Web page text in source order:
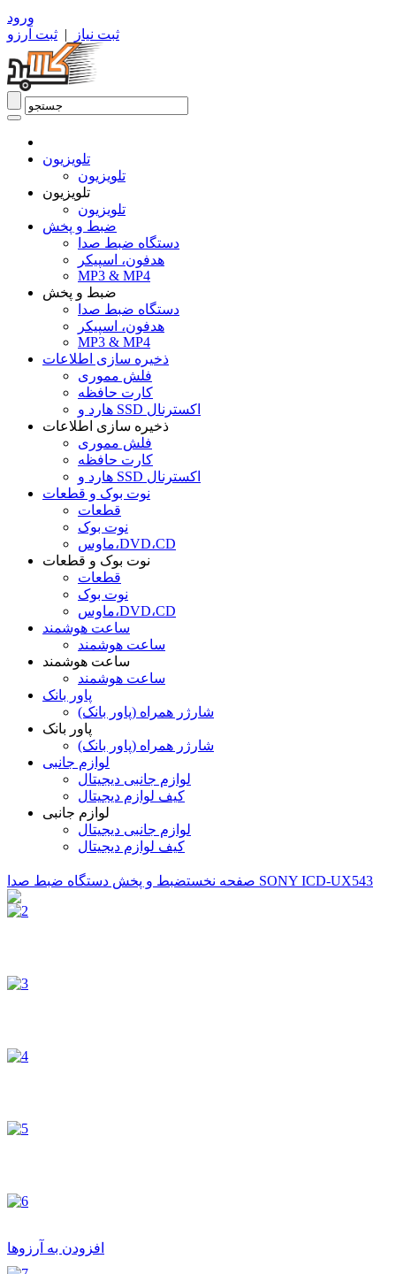
ورود
ثبت نیاز
| ثبت آرزو
تلویزیون
تلویزیون
تلویزیون
تلویزیون
ضبط و پخش
دستگاه ضبط صدا
هدفون، اسپیکر
MP3 & MP4
ضبط و پخش
دستگاه ضبط صدا
هدفون، اسپیکر
MP3 & MP4
ذخیره سازی اطلاعات
فلش مموری
کارت حافظه
هارد و SSD اکسترنال
ذخیره سازی اطلاعات
فلش مموری
کارت حافظه
هارد و SSD اکسترنال
نوت بوک و قطعات
قطعات
نوت بوک
ماوس،DVD،CD
نوت بوک و قطعات
قطعات
نوت بوک
ماوس،DVD،CD
ساعت هوشمند
ساعت هوشمند
ساعت هوشمند
ساعت هوشمند
پاور بانک
شارژر همراه (پاور بانک)
پاور بانک
شارژر همراه (پاور بانک)
لوازم جانبی
لوازم جانبی دیجیتال
کیف لوازم دیجیتال
لوازم جانبی
لوازم جانبی دیجیتال
کیف لوازم دیجیتال
صفحه نخستضبط و پخش دستگاه ضبط صدا SONY ICD-UX543
افزودن به آرزوها